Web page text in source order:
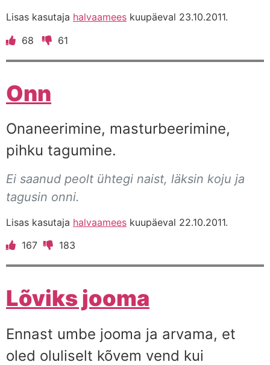
Lisas kasutaja halvaamees kuupäeval 23.10.2011.
68
61
Onn
Onaneerimine, masturbeerimine,
pihku tagumine.
Ei saanud peolt ühtegi naist, läksin koju ja
tagusin onni.
Lisas kasutaja halvaamees kuupäeval 22.10.2011.
167
183
Lõviks jooma
Ennast umbe jooma ja arvama, et
oled oluliselt kõvem vend kui